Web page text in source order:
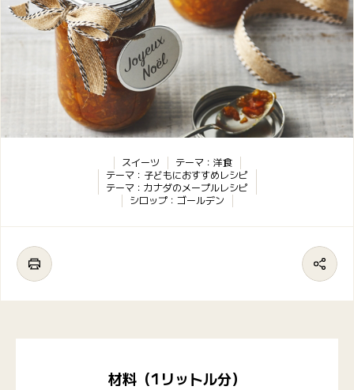
スイーツ
テーマ：洋食
テーマ：子どもにおすすめレシピ
テーマ：カナダのメープルレシピ
シロップ：ゴールデン
材料（1リットル分）